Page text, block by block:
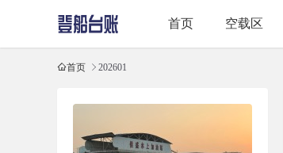
首页 空载区
首页 202601